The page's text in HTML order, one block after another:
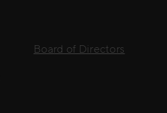
Board of Directors